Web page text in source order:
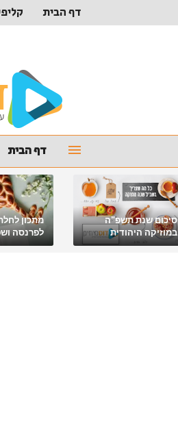
דף הבית
דף הבית
סיכום שנת תשפ"ה
במוזיקה היהודית
מתכון
לפרנסה